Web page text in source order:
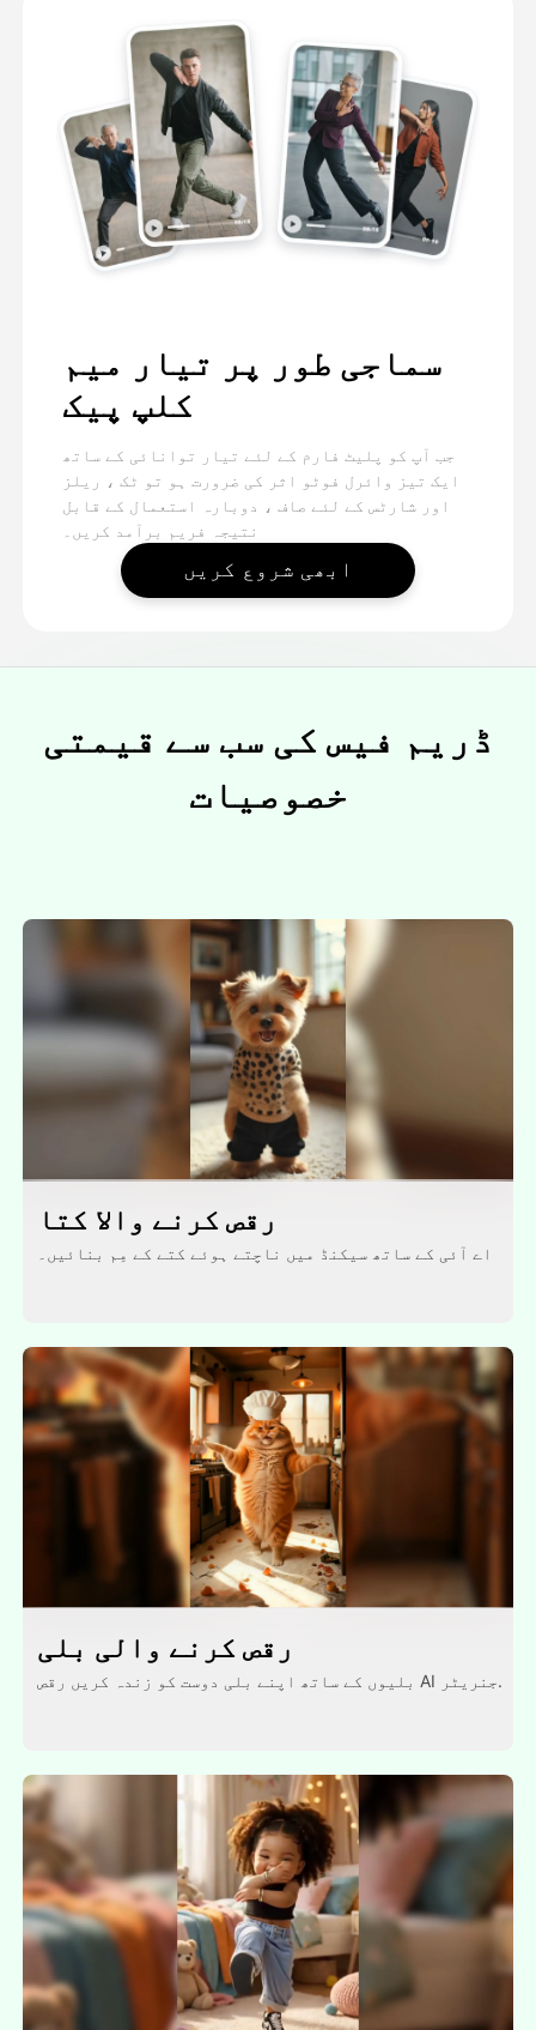
سماجی طور پر تیار میم
کلپ پیک
جب آپ کو پلیٹ فارم کے لئے تیار توانائی کے ساتھ
ایک تیز وائرل فوٹو اثر کی ضرورت ہو تو ٹک ، ریلز
اور شارٹس کے لئے صاف ، دوبارہ استعمال کے قابل
نتیجہ فریم برآمد کریں۔
ابھی شروع کریں
ڈریم فیس کی سب سے قیمتی
خصوصیات
رقص کرنے والا کتا
اے آئی کے ساتھ سیکنڈ میں ناچتے ہوئے کتے کے مِم بنائیں۔
رقص کرنے والی بلی
بلیوں کے ساتھ اپنے بلی دوست کو زندہ کریں رقص AI جنریٹر.